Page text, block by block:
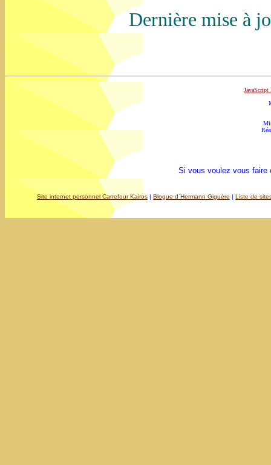
Dernière mise à
Si vous voulez vous
Site internet personnel Carrefour Kairos | Blogue d`Hermann Giguère | Liste de